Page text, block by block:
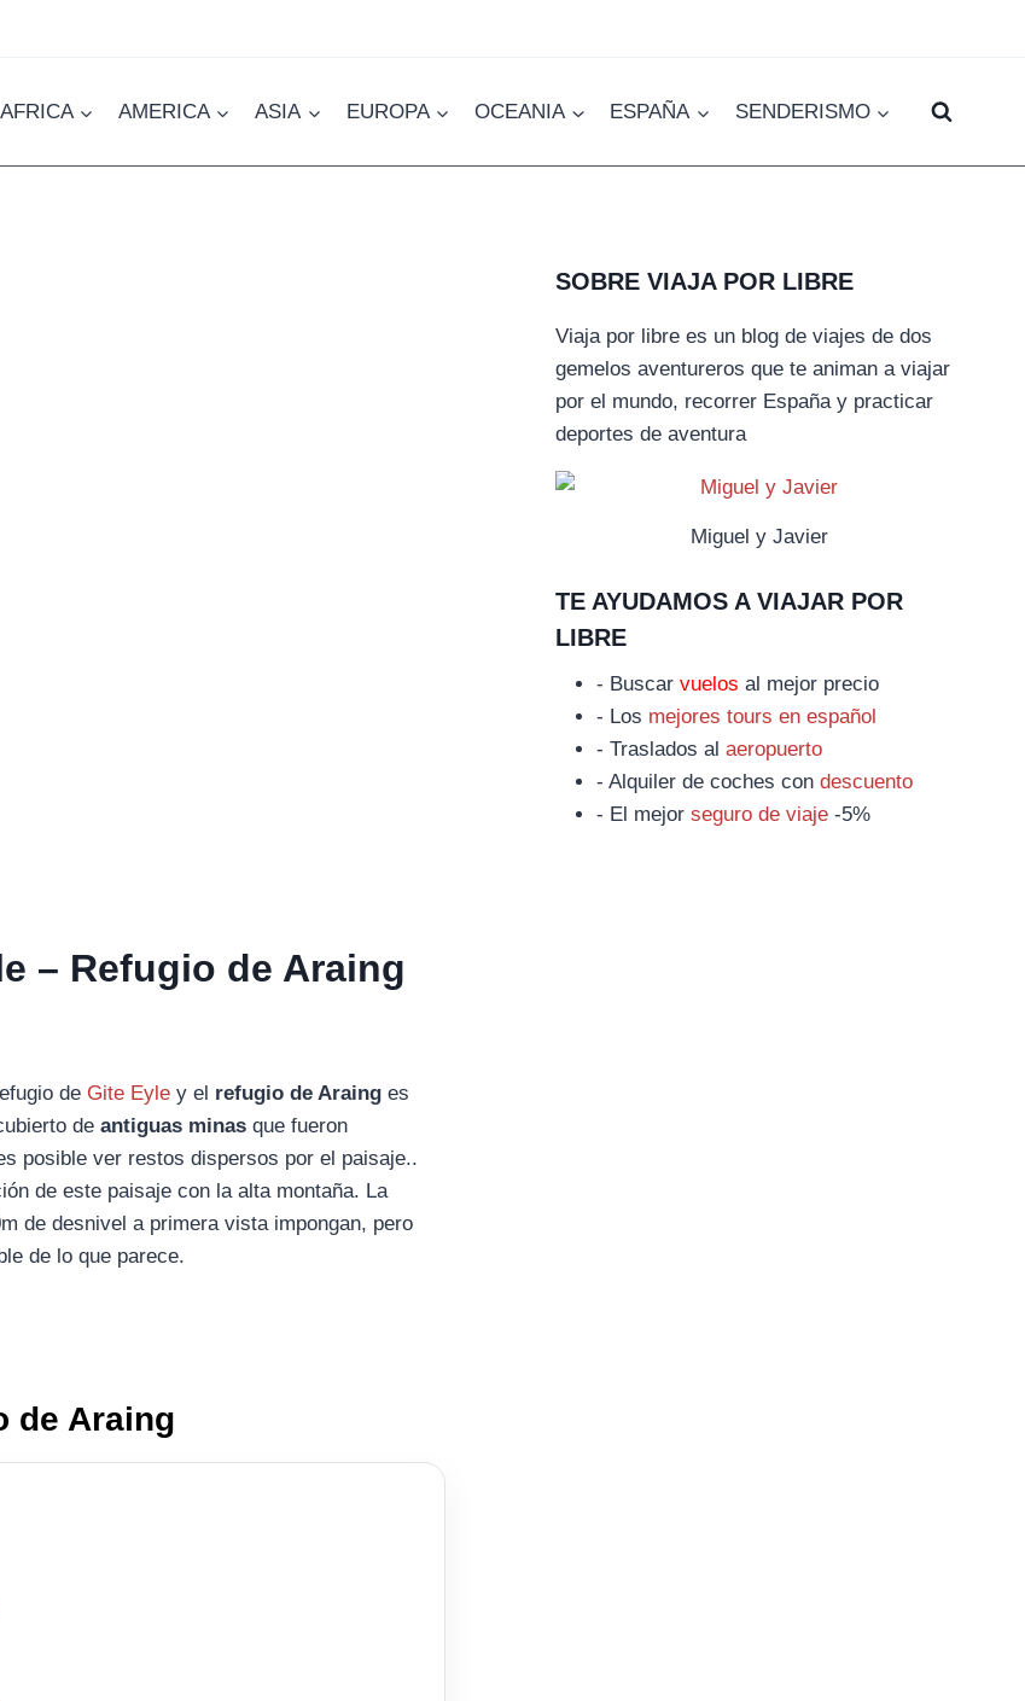
AFRICA AMERICA ASIA EUROPA OCEANIA ESPAÑA SENDERISMO
– Refugio de Araing
de Gite Eyle y el refugio de Araing es
de antiguas minas que fueron
posible ver restos dispersos por el paisaje..
de este paisaje con la alta montaña. La
de desnivel a primera vista impongan, pero
de lo que parece.
de Araing
SOBRE VIAJA POR LIBRE
Viaja por libre es un blog de viajes de dos
gemelos aventureros que te animan a viajar
por el mundo, recorrer España y practicar
deportes de aventura
Miguel y Javier
TE AYUDAMOS A VIAJAR POR
LIBRE
- Buscarvuelos al mejor precio
- Los mejores tours en español
- Traslados alaeropuerto
- Alquiler de coches condescuento
- El mejorseguro de viaje -5%